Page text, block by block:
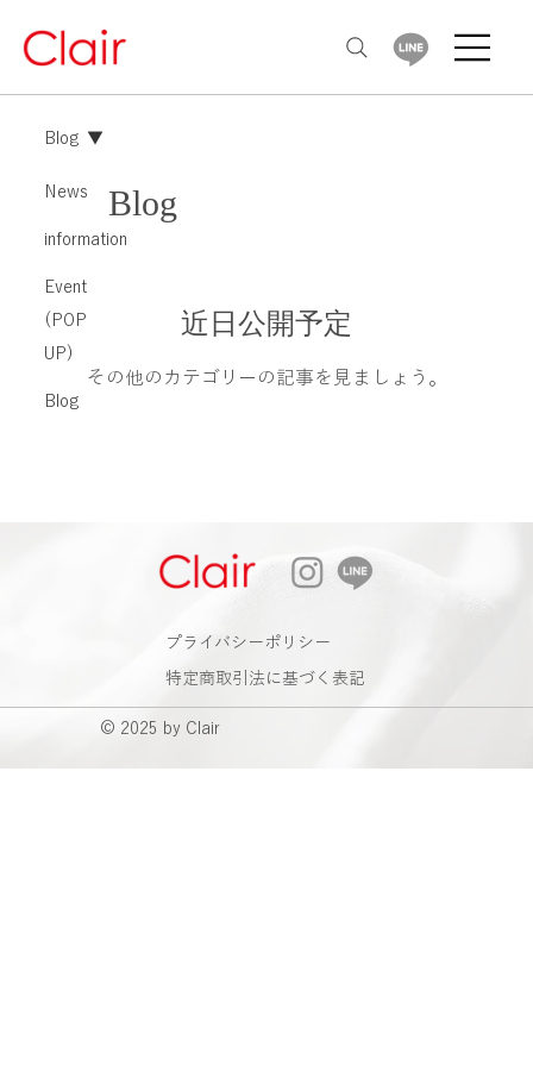
News
information
Event
(POP
UP)
Blog
Blog
Blog
近日公開予定
その他のカテゴリーの記事を見ましょう。
© 2025 by Clair
​プライバシーポリシー
特定商取引法に基づく表記